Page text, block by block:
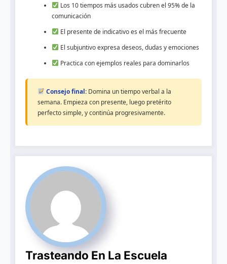
Los 10 tiempos más usados cubren el 95% de la
comunicación
El presente de indicativo es el más frecuente
El subjuntivo expresa deseos, dudas y emociones
Practica con ejemplos reales para dominarlos
Consejo final:Domina un tiempo verbal a la
semana. Empieza con presente, luego pretérito
perfecto simple, y continúa progresivamente.
Trasteando En La Escuela